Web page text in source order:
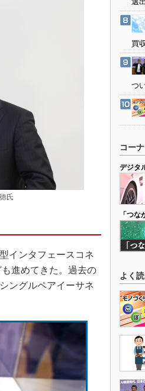
応
氏
インタフェースコネ
進めてきた。過去の
ングルペアイーサネ
買
つ
コー
デジタ
「つな
よく